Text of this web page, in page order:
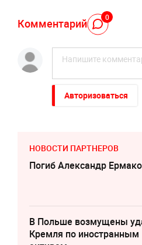
Комментарий 0
Авторизоваться
НОВОСТИ ПАРТНЕРОВ
Погиб Александр
В Польше возмущены
Кремля по иностранным